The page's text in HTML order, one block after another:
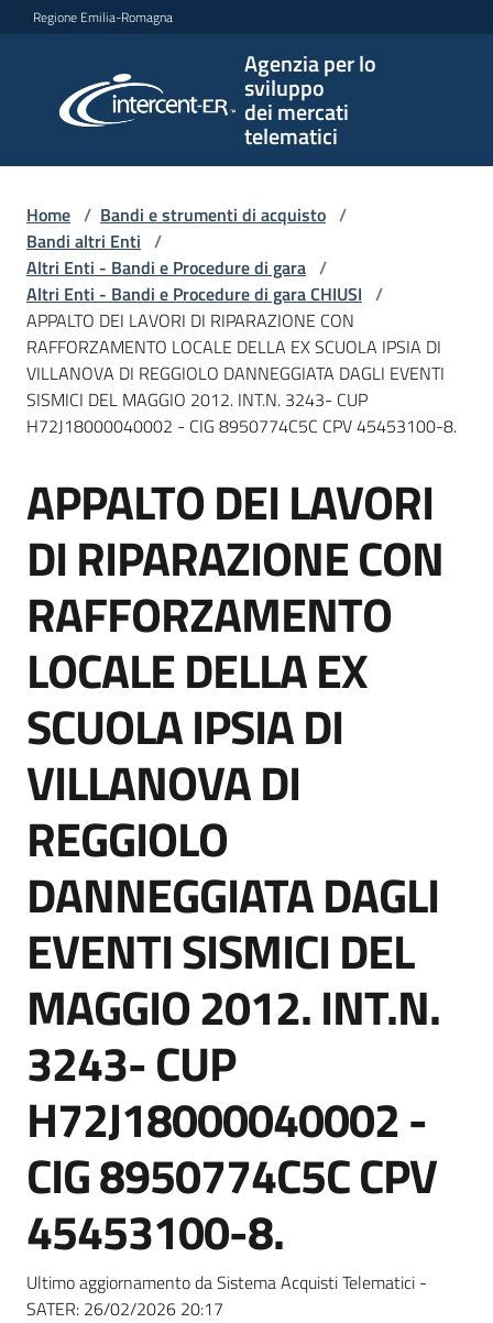
Vai al contenuto
Vai alla navigazione
Vai al footer
Regione Emilia-Romagna
Agenzia per lo
sviluppo
dei mercati
telematici
per lo
sviluppo
telematici
L'Agenzia
Bandi
e
di
acquisto
Supporto
Piattaforme
telematiche
English
site
Seguici
su
Home / Bandi e strumenti di acquisto /
Bandi altri Enti /
Altri Enti - Bandi e Procedure di gara /
Altri Enti - Bandi e Procedure di gara CHIUSI /
APPALTO DEI LAVORI DI RIPARAZIONE CON
RAFFORZAMENTO LOCALE DELLA EX SCUOLA IPSIA DI
VILLANOVA DI REGGIOLO DANNEGGIATA DAGLI EVENTI
SISMICI DEL MAGGIO 2012. INT.N. 3243- CUP
H72J18000040002 - CIG 8950774C5C CPV 45453100-8.
Salta al contenuto
APPALTO DEI LAVORI
DI RIPARAZIONE CON
RAFFORZAMENTO
LOCALE DELLA EX
SCUOLA IPSIA DI
VILLANOVA DI
REGGIOLO
DANNEGGIATA DAGLI
EVENTI SISMICI DEL
MAGGIO 2012. INT.N.
3243- CUP
H72J18000040002 -
CIG 8950774C5C CPV
45453100-8.
Ultimo aggiornamento da Sistema Acquisti Telematici -
SATER: 26/02/2026 20:17